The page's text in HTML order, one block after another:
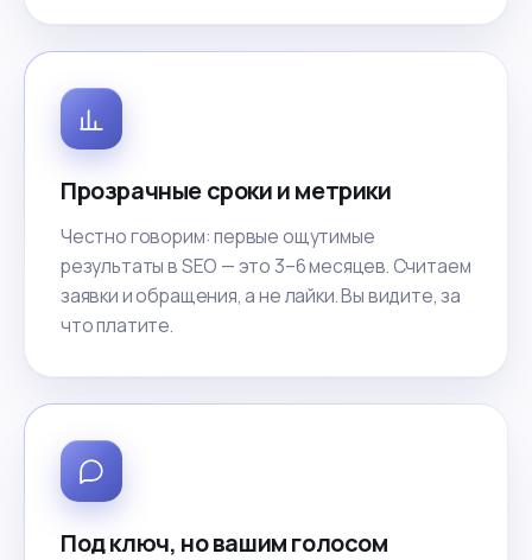
Прозрачные сроки и метрики
Честно говорим: первые ощутимые
результаты в SEO — это 3–6 месяцев. Считаем
заявки и обращения, а не лайки. Вы видите, за
что платите.
Под ключ, но вашим голосом